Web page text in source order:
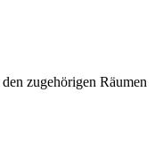
zugehörigen Räumen